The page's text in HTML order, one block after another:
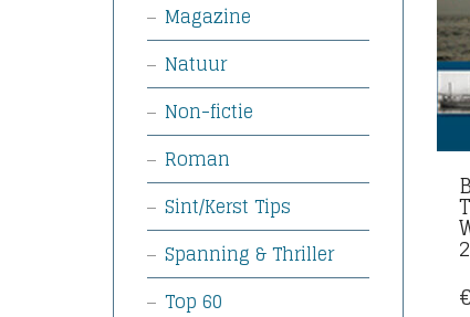
€
Magazine
Natuur
Non-fictie
Roman
Sint/Kerst Tips
Spanning & Thriller
Top 60